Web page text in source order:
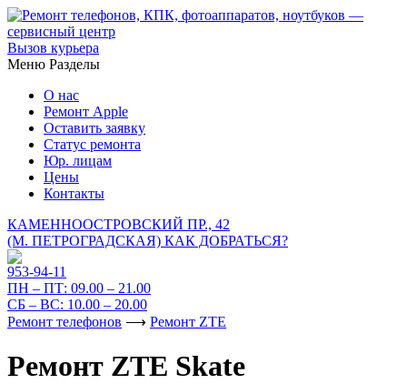
Вызов курьера
Меню Разделы
О нас
Ремонт Apple
Оставить заявку
Статус ремонта
Юр. лицам
Цены
Контакты
КАМЕННООСТРОВСКИЙ ПР., 42
(М. ПЕТРОГРАДСКАЯ) КАК ДОБРАТЬСЯ?
953-94-11
ПН – ПТ: 09.00 – 21.00
СБ – ВС: 10.00 – 20.00
Ремонт телефонов ⟶ Ремонт ZTE
Ремонт ZTE Skate